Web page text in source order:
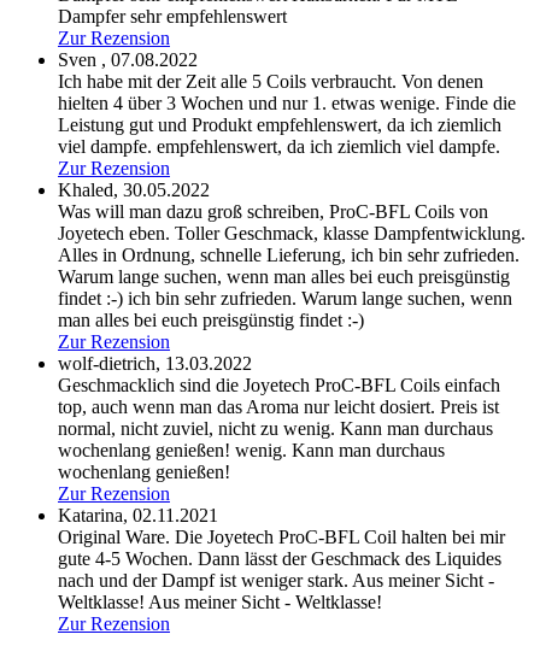
Dampfer sehr empfehlenswert
Zur Rezension
Sven , 07.08.2022
Ich habe mit der Zeit alle 5 Coils verbraucht. Von denen
hielten 4 über 3 Wochen und nur 1. etwas wenige. Finde die
Leistung gut und Produkt empfehlenswert, da ich ziemlich
viel dampfe. empfehlenswert, da ich ziemlich viel dampfe.
Zur Rezension
Khaled, 30.05.2022
Was will man dazu groß schreiben, ProC-BFL Coils von
Joyetech eben. Toller Geschmack, klasse Dampfentwicklung.
Alles in Ordnung, schnelle Lieferung, ich bin sehr zufrieden.
Warum lange suchen, wenn man alles bei euch preisgünstig
findet :-) ich bin sehr zufrieden. Warum lange suchen, wenn
man alles bei euch preisgünstig findet :-)
Zur Rezension
wolf-dietrich, 13.03.2022
Geschmacklich sind die Joyetech ProC-BFL Coils einfach
top, auch wenn man das Aroma nur leicht dosiert. Preis ist
normal, nicht zuviel, nicht zu wenig. Kann man durchaus
wochenlang genießen! wenig. Kann man durchaus
wochenlang genießen!
Zur Rezension
Katarina, 02.11.2021
Original Ware. Die Joyetech ProC-BFL Coil halten bei mir
gute 4-5 Wochen. Dann lässt der Geschmack des Liquides
nach und der Dampf ist weniger stark. Aus meiner Sicht -
Weltklasse! Aus meiner Sicht - Weltklasse!
Zur Rezension